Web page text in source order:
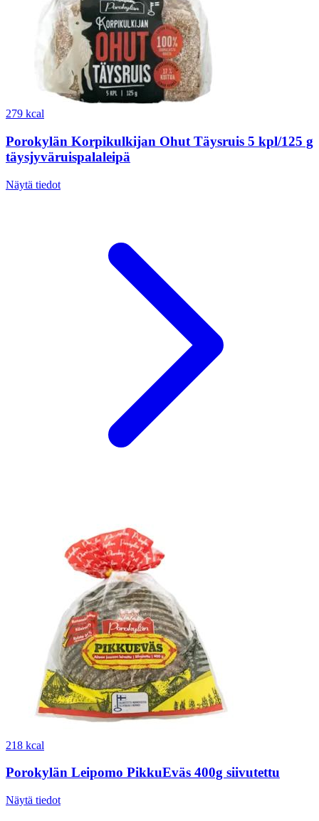
279 kcal
Porokylän Korpikulkijan Ohut Täysruis 5 kpl/125 g
täysjyväruispalaleipä
Näytä tiedot
218 kcal
Porokylän Leipomo PikkuEväs 400g siivutettu
Näytä tiedot